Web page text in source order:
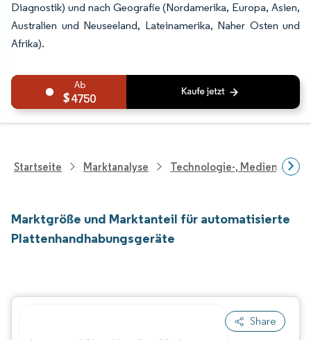
Diagnostik) und nach Geografie (Nordamerika, Europa, Asien,
Australien und Neuseeland, Lateinamerika, Naher Osten und
Afrika).
4750
Startseite Marktanalyse Technologie-, Medien- Und
Marktgröße und Marktanteil für automatisierte
Plattenhandhabungsgeräte
Share